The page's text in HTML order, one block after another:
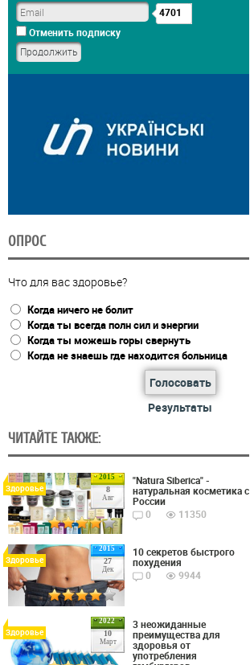
4701
Отменить подписку
ОПРОС
Что для вас здоровье?
Когда ничего не болит
Когда ты всегда полн сил и энергии
Когда ты можешь горы свернуть
Когда не знаешь где находится больница
Голосовать
Результаты
ЧИТАЙТЕ ТАКЖЕ:
2015
8
Авг
Здоровье
"Natura Siberica" -
натуральная косметика с
России
0
11350
2015
27
Дек
Здоровье
10 секретов быстрого
похудения
0
9944
2022
10
Март
Здоровье
3 неожиданные
преимущества для
здоровья от
употребления